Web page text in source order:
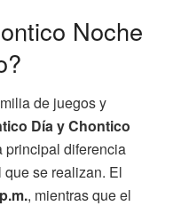
Noche
de juegos y
Día y Chontico
principal diferencia
se realizan. El
, mientras que el